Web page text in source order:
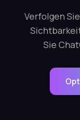
Verfolgen
Sie